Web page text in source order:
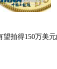
拍得150万美元